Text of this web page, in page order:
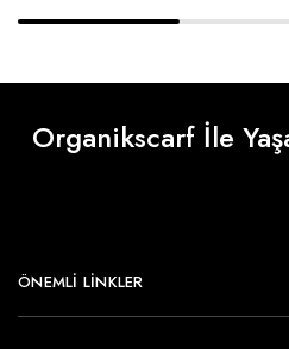
Organikscarf İle
ÖNEMLI LINKLER